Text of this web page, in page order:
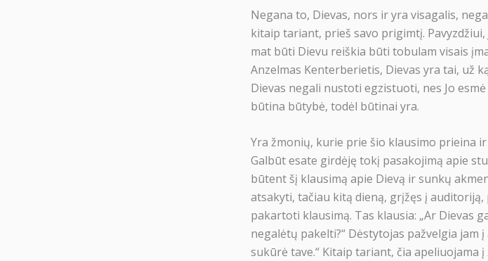
Negana to, Dievas, nors ir yra visagalis,
kitaip tariant, prieš savo prigimtį.
mat būti Dievu reiškia būti tobulam visais
Anzelmas Kenterberietis, Dievas yra tai, už
Dievas negali nustoti egzistuoti, nes Jo
būtina būtybė, todėl būtinai yra.
Yra žmonių, kurie prie šio klausimo prieina
Galbūt esate girdėję tokį pasakojimą apie
būtent šį klausimą apie Dievą ir sunkų
atsakyti, tačiau kitą dieną, grįžęs į
pakartoti klausimą. Tas klausia: „Ar Dievas
negalėtų pakelti?“ Dėstytojas pažvelgia jam į
sukūrė tave.“ Kitaip tariant, čia apeliuojama